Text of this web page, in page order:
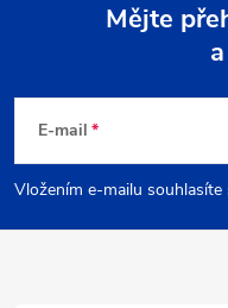
p
Mějte
E-mail
Vložením e-mailu souhlasíte